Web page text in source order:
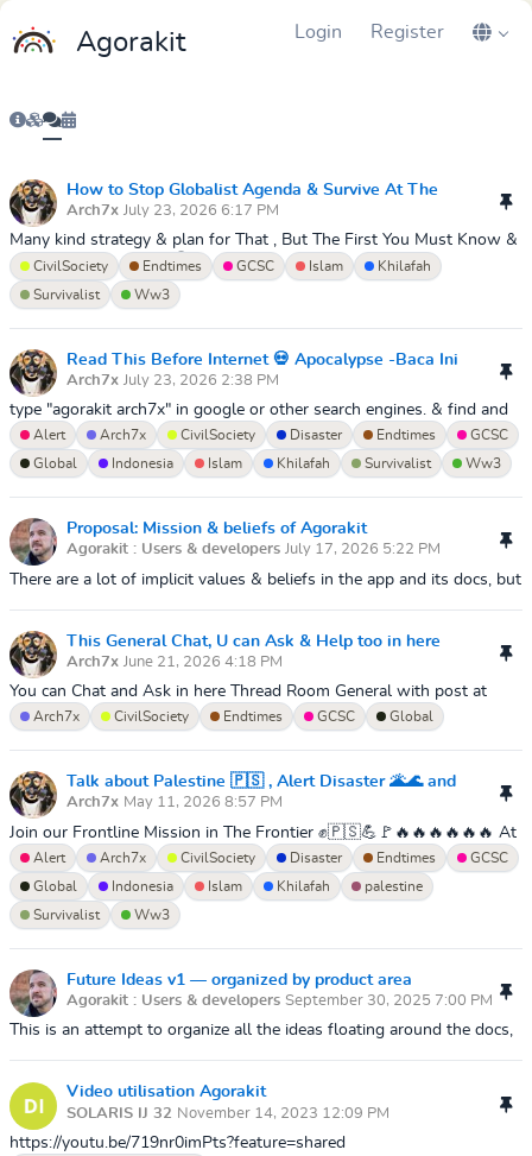
Agorakit Login Register
How to Stop Globalist Agenda & Survive At The
Endtimes Era's Now?!? 💡
Arch7x July 23, 2026 6:17 PM
Many kind strategy & plan for That , But The First You Must Know &
Save My Circles Hubs.👇I am Maskugatiger a.k.a Cybernetwalker- The
Highest Leade...
CivilSociety Endtimes GCSC Islam
Khilafah
Survivalist
Ww3
Read This Before Internet 💀 Apocalypse -Baca Ini
Sebelum Kiamat Internet
Arch7x July 23, 2026 2:38 PM
type "agorakit arch7x" in google or other search engines. & find and
join my mailing list group "arch7x" . I have never combined my hub
circle lin...
Alert Arch7x CivilSociety Disaster Endtimes
GCSC
Global
Indonesia Islam Khilafah Survivalist Ww3
Proposal: Mission & beliefs of Agorakit
Agorakit : Users & developers July 17, 2026 5:22 PM
There are a lot of implicit values & beliefs in the app and its docs, but
This General Chat, U can Ask & Help too in here
Arch7x June 21, 2026 4:18 PM
You can Chat and Ask in here Thread Room General with post at
Comments Box on Bottom This Thread :) ⏬
Arch7x CivilSociety Endtimes GCSC Global
Talk about Palestine 🇵🇸 , Alert Disaster 🌋🌊 and
Urgent Situations Global Now📡🚨⚠️
Arch7x May 11, 2026 8:57 PM
Join our Frontline Mission in The Frontier ✊🇵🇸💪🚩🔥🔥🔥🔥🔥🔥 At
Border Land 🚨🚧🛢️⛽You can Talk and Ask about Palestine, Update
Alert Disaster ...
Alert Arch7x CivilSociety Disaster Endtimes
GCSC
Global
Indonesia Islam Khilafah
palestine
Survivalist
Ww3
Future Ideas v1 — organized by product area
Agorakit : Users & developers September 30, 2025 7:00 PM
This is an attempt to organize all the ideas floating around the docs,
Video utilisation Agorakit
SOLARIS IJ 32 November 14, 2023 12:09 PM
https://youtu.be/719nr0imPts?feature=shared